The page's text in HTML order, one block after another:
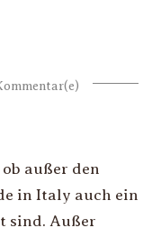
außer den
in Italy auch ein
sind. Außer